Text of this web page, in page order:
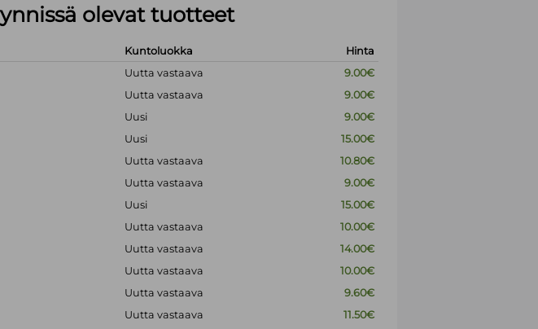
olevat tuotteet
Kuntoluokka
Hinta
Uutta vastaava
9.00€
Uutta vastaava
9.00€
Uusi
9.00€
Uusi
15.00€
Uutta vastaava
10.80€
Uutta vastaava
9.00€
Uusi
15.00€
Uutta vastaava
10.00€
Uutta vastaava
14.00€
Uutta vastaava
10.00€
Uutta vastaava
9.60€
Uutta vastaava
11.50€